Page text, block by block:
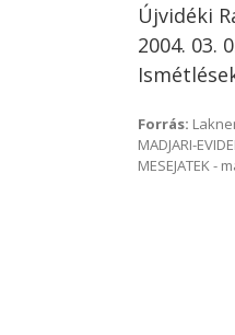
Újvidéki
2004. 03.
Forrás:
MADJARI-
MESEJATEK